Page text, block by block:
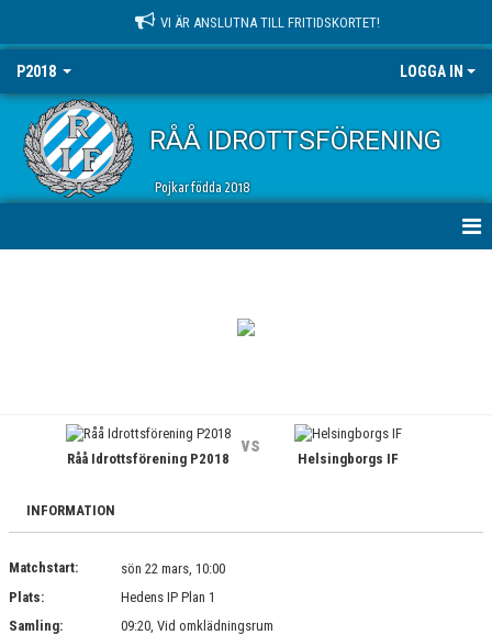
VI ÄR ANSLUTNA TILL FRITIDSKORTET!
P2018 LOGGA IN
RÅÅ IDROTTSFÖRENING
Pojkar födda 2018
BILDGALLERI
KONTAKT
Råå Idrottsförening P2018
vs
Helsingborgs IF
INFORMATION
Matchstart:
sön 22 mars, 10:00
Plats:
Hedens IP Plan 1
Samling:
09:20, Vid omklädningsrum